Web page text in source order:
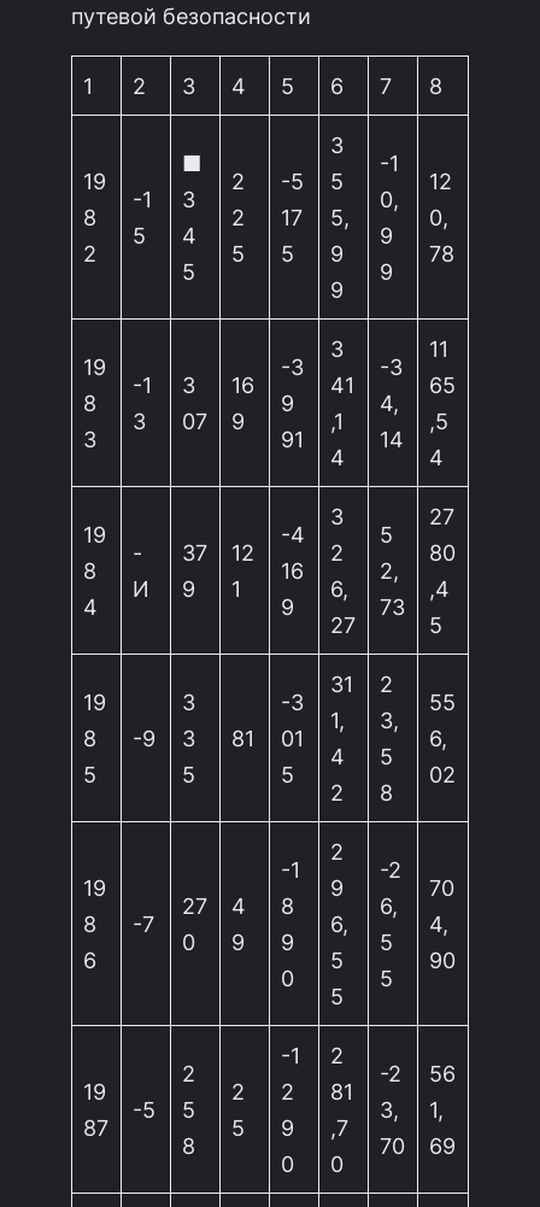
путевой безопасности
1 2 3 4 5 6 7 8
19
8
2
-1
5
■
3
4
5
2
2
5
-5
17
5
3
5
5,
9
9
-1
0,
9
9
12
0,
78
19
8
3
-1
3
3
07
16
9
-3
9
91
3
41
,1
4
-3
4,
14
11
65
,5
4
19
8
4
-
И
37
9
12
1
-4
16
9
3
2
6,
27
5
2,
73
27
80
,4
5
19
8
5
-9
3
3
5
81
-3
01
5
31
1,
4
2
2
3,
5
8
55
6,
02
19
8
6
-7
27
0
4
9
-1
8
9
0
2
9
6,
5
5
-2
6,
5
5
70
4,
90
19
87
-5
2
5
8
2
5
-1
2
9
0
2
81
,7
0
-2
3,
70
56
1,
69